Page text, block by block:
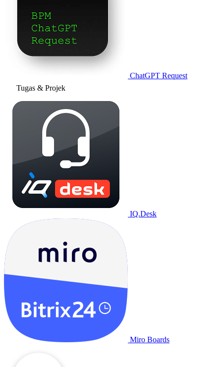
ChatGPT Request
Tugas & Projek
IQ.Desk
Miro Boards